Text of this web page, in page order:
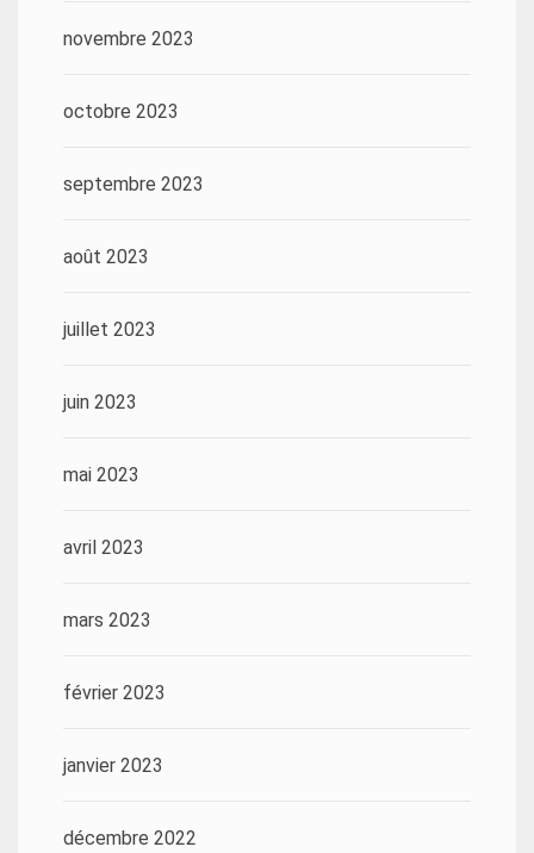
novembre 2023
octobre 2023
septembre 2023
août 2023
juillet 2023
juin 2023
mai 2023
avril 2023
mars 2023
février 2023
janvier 2023
décembre 2022